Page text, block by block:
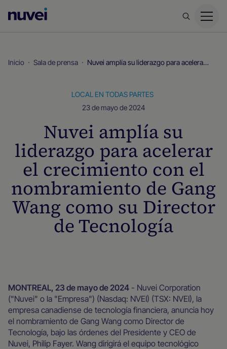
principal
Nuvei
Inicio Sala de prensa Nuvei amplía su liderazgo para acelerar el crecimiento con el nombramiento de Gang Wang como su Director de Tecnología
LOCAL EN TODAS PARTES
23 de mayo de 2024
Nuvei amplía su
liderazgo para acelerar
el crecimiento con el
nombramiento de Gang
Wang como su Director
de Tecnología
MONTREAL, 23 de mayo de 2024 - Nuvei Corporation
("Nuvei" o la "Empresa") (Nasdaq: NVEI) (TSX: NVEI), la
empresa canadiense de tecnología financiera, anuncia hoy
el nombramiento de Gang Wang como Director de
Tecnología, bajo las órdenes del Presidente y CEO de
Nuvei, Philip Fayer. Wang dirigirá el equipo tecnológico